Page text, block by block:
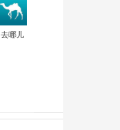
去哪儿